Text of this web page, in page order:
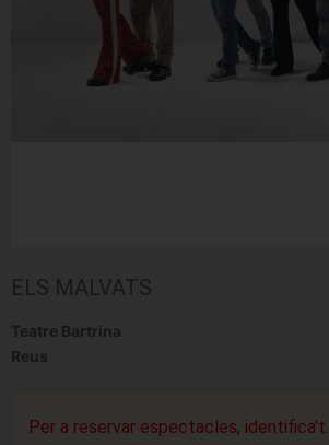
ELS MALVATS
Teatre Bartrina
Reus
Per a reservar espectacles, identifica't.